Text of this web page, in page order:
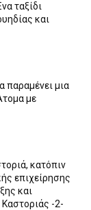
ταξίδι
και
παραμένει μια
με
κατόπιν
επιχείρησης
και
-2-